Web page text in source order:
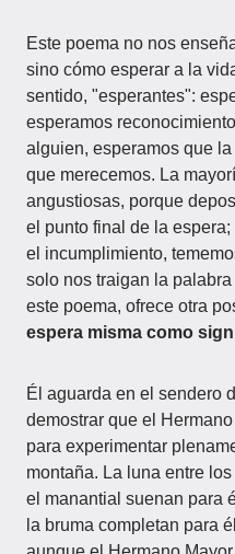
Este poema no nos
sino cómo esperar a la
sentido, "esperantes":
esperamos
alguien, esperamos que
que merecemos. La
angustiosas, porque
el punto final de la
el incumplimiento,
solo nos traigan la
este poema, ofrece otra
espera misma como
Él aguarda en el sendero
demostrar que el
para experimentar
montaña. La luna entre
el manantial suenan para
la bruma completan para